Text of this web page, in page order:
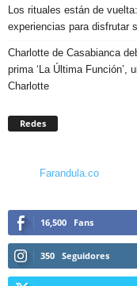
Los rituales están de
experiencias para disfrutar
Charlotte de Casabianca
prima ‘La Última Función’,
Charlotte
Redes
Farandula.co
16,500 Fans
350 Seguidores